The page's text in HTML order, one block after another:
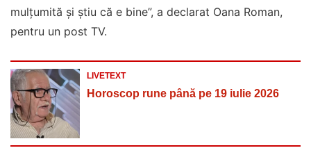
mulțumită și știu că e bine”, a declarat Oana Roman,
pentru un post TV.
LIVETEXT
Horoscop rune până pe 19 iulie 2026